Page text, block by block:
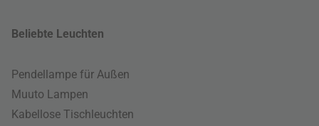
Beliebte Leuchten
Pendellampe für Außen
Muuto Lampen
Kabellose Tischleuchten